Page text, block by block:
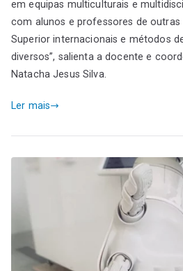
em equipas multiculturais e
com alunos e professores de outras
Superior internacionais e métodos
diversos”, salienta a docente e
Natacha Jesus Silva.
Ler mais